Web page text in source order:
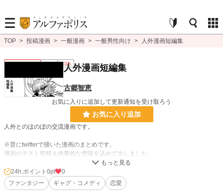
TOP > 投稿漫画 > 一般漫画 > 一般男性向け > 人外漫画短編集
一般男性向け 完結 R15
人外漫画短編集
古郷智恵
お気に入りに追加して更新通知を受け取ろう
お気に入り追加
人外とのほのぼの交流漫画です。
※昔にtwitterで描いた漫画のまとめです。
漫画のテスト投稿＆供養的な意味を込めて出しました。
漫画 8,555 位 / 8,555 件
24h.ポイント 0pt
0
ファンタジー
ギャグ・コメディ 恋愛